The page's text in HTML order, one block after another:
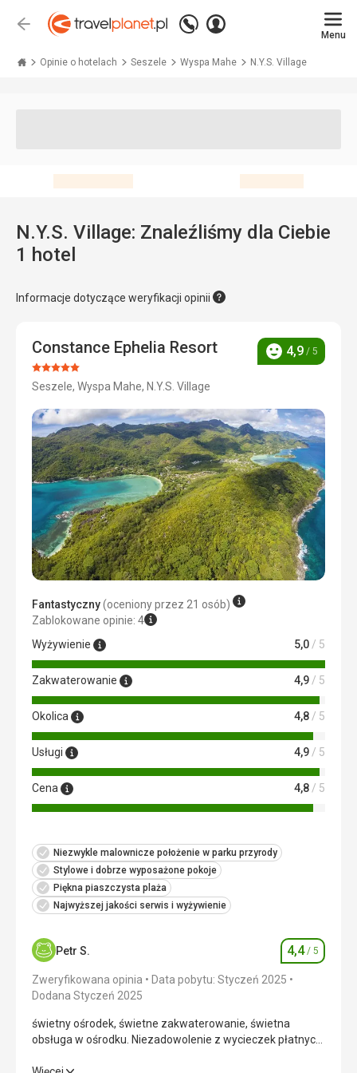
Wstecz
Zadzwoń
+48 71 771 76 55
Zaloguj
Menu
Opinie o hotelach Seszele Wyspa Mahe N.Y.S. Village
N.Y.S. Village: Znaleźliśmy dla Ciebie
1 hotel
Informacje dotyczące weryfikacji opinii
Constance Ephelia Resort
Ocena:
5/5
Seszele, Wyspa Mahe, N.Y.S. Village
Ocena
4,9 / 5
Fantastyczny(oceniony przez 21 osób)
Zablokowane opinie: 4
Wyżywienie
5,0 / 5
Zakwaterowanie 4,9 / 5
Okolica 4,8 / 5
Usługi 4,9 / 5
Cena 4,8 / 5
Niezwykle malownicze położenie w parku przyrody
Stylowe i dobrze wyposażone pokoje
Piękna piaszczysta plaża
Najwyższej jakości serwis i wyżywienie
Petr S. Ocena
4,4/ 5
Zweryfikowana opinia
Data pobytu: Styczeń 2025
Dodana Styczeń 2025
świetny ośrodek, świetne zakwaterowanie, świetna
obsługa w ośrodku. Niezadowolenie z wycieczek płatnych